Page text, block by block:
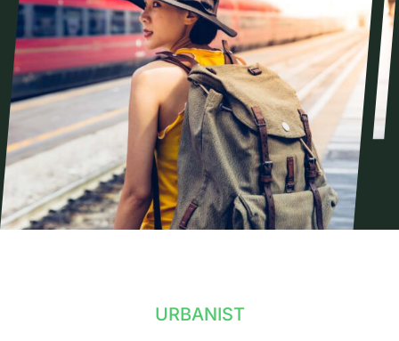
URBANIST